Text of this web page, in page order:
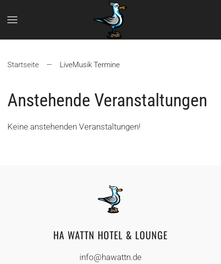
Zum Hauptinhalt springen
Startseite LiveMusik Termine
Anstehende Veranstaltungen
Keine anstehenden Veranstaltungen!
HA WATTN HOTEL & LOUNGE
info@hawattn.de